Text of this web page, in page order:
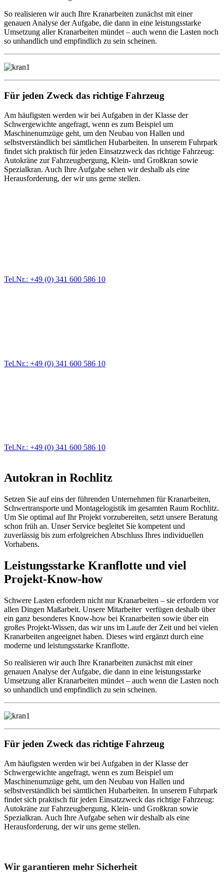
So realisieren wir auch Ihre Kranarbeiten zunächst mit einer
genauen Analyse der Aufgabe, die dann in eine leistungsstarke
Umsetzung aller Kranarbeiten mündet – auch wenn die Lasten noch
so unhandlich und empfindlich zu sein scheinen.
Für jeden Zweck das richtige Fahrzeug
Am häufigsten werden wir bei Aufgaben in der Klasse der
Schwergewichte angefragt, wenn es zum Beispiel um
Maschinenumzüge geht, um den Neubau von Hallen und
selbstverständlich bei sämtlichen Hubarbeiten. In unserem Fuhrpark
findet sich praktisch für jeden Einsatzzweck das richtige Fahrzeug:
Autokräne zur Fahrzeugbergung, Klein- und Großkran sowie
Spezialkran. Auch Ihre Aufgabe sehen wir deshalb als eine
Herausforderung, der wir uns gerne stellen.
Tel.Nr.: +49 (0) 341 600 586 10
Tel.Nr.: +49 (0) 341 600 586 10
Tel.Nr.: +49 (0) 341 600 586 10
Autokran in Rochlitz
Setzen Sie auf eins der führenden Unternehmen für Kranarbeiten,
Schwertransporte und Montagelogistik im gesamten Raum Rochlitz.
Um Sie optimal auf Ihr Projekt vorzubereiten, setzt unsere Beratung
schon früh an. Unser Service begleitet Sie kompetent und
zuverlässig bis zum erfolgreichen Abschluss Ihres individuellen
Vorhabens.
Leistungsstarke Kranflotte und viel
Projekt-Know-how
Schwere Lasten erfordern nicht nur Kranarbeiten – sie erfordern vor
allen Dingen Maßarbeit. Unsere Mitarbeiter verfügen deshalb über
ein ganz besonderes Know-how bei Kranarbeiten sowie über ein
großes Projekt-Wissen, das wir uns im Laufe der Zeit und bei vielen
Kranarbeiten angeeignet haben. Dieses wird ergänzt durch eine
moderne und leistungsstarke Kranflotte.
So realisieren wir auch Ihre Kranarbeiten zunächst mit einer
genauen Analyse der Aufgabe, die dann in eine leistungsstarke
Umsetzung aller Kranarbeiten mündet – auch wenn die Lasten noch
so unhandlich und empfindlich zu sein scheinen.
Für jeden Zweck das richtige Fahrzeug
Am häufigsten werden wir bei Aufgaben in der Klasse der
Schwergewichte angefragt, wenn es zum Beispiel um
Maschinenumzüge geht, um den Neubau von Hallen und
selbstverständlich bei sämtlichen Hubarbeiten. In unserem Fuhrpark
findet sich praktisch für jeden Einsatzzweck das richtige Fahrzeug:
Autokräne zur Fahrzeugbergung, Klein- und Großkran sowie
Spezialkran. Auch Ihre Aufgabe sehen wir deshalb als eine
Herausforderung, der wir uns gerne stellen.
Wir garantieren mehr Sicherheit